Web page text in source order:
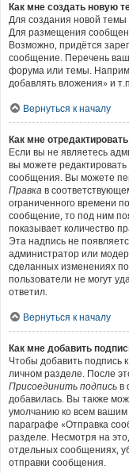
Как мне создать новую
Для создания новой
Для размещения
Возможно, придётся
сообщение. Перечень
форума или темы.
добавлять вложения» и
Вернуться к началу
Как мне
Если вы не являетесь
вы можете редактировать
сообщения. Вы можете
Правка в
ограниченного времени
сообщение, то под ним
показывает количество
Эта надпись не
администратор или
сделанных изменениях
пользователи не могут
ответил.
Вернуться к началу
Как мне добавить
Чтобы добавить подпись
личном разделе. После
Присоединить подпись в
добавилась. Вы также
умолчанию ко всем
параграфе «Отправка
разделе. Несмотря на
отдельных сообщениях,
отправки сообщения.